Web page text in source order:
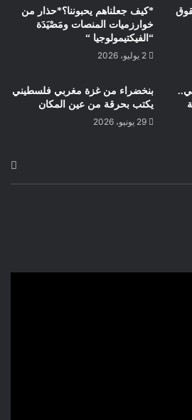
*كيف جعلناهم يحبوننا؟*حذار من
خوارزميات المنصات ومَصْيَدَة
“الفيكتيمولوجيا “
2 يوليو، 2026
بنخضراء من غزة مغربي فلسطيني
يكتب بحرقة من عين المكان
29 يونيو، 2026